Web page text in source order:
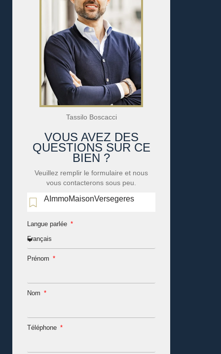
Tassilo Boscacci
VOUS AVEZ DES
QUESTIONS SUR CE
BIEN ?
Veuillez remplir le formulaire et nous
vous contacterons sous peu.
AImmoMaisonVersegeres
Langue parlée
Prénom
Nom
Téléphone